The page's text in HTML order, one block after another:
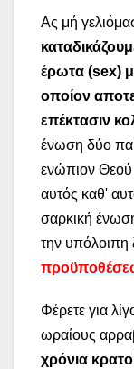
Ας μή
έρωτα (sex)
οποίον
επέκτασιν
ένωση δύο
ενώπιον Θεού
αυτός καθ'
σαρκική
την υπόλοιπη
Φέρετε για
ωραίους
χρόνια